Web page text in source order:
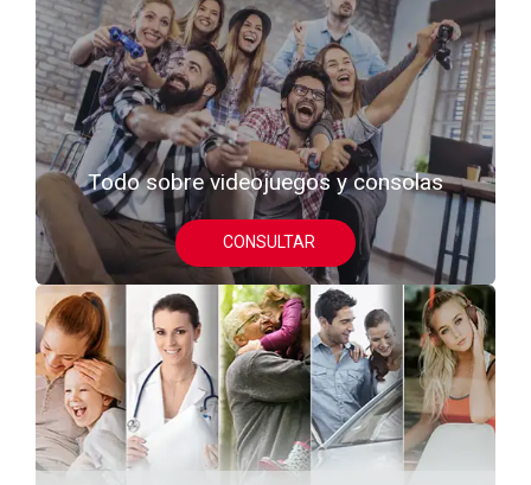
Todo sobre videojuegos y consolas
CONSULTAR